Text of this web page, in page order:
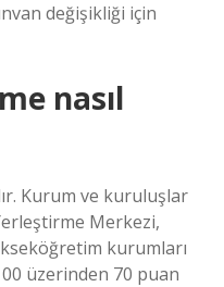
değişikliği için
nasıl
Kurum ve kuruluşlar
Merkezi,
kurumları
üzerinden 70 puan